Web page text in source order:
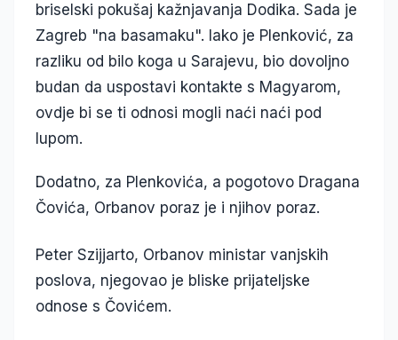
briselski pokušaj kažnjavanja Dodika. Sada je
Zagreb "na basamaku". Iako je Plenković, za
razliku od bilo koga u Sarajevu, bio dovoljno
budan da uspostavi kontakte s Magyarom,
ovdje bi se ti odnosi mogli naći naći pod
lupom.
Dodatno, za Plenkovića, a pogotovo Dragana
Čovića, Orbanov poraz je i njihov poraz.
Peter Szijjarto, Orbanov ministar vanjskih
poslova, njegovao je bliske prijateljske
odnose s Čovićem.